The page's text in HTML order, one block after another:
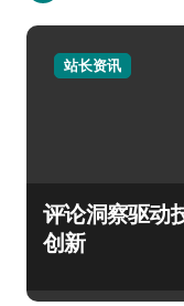
站长资讯
评论洞察驱动
创新